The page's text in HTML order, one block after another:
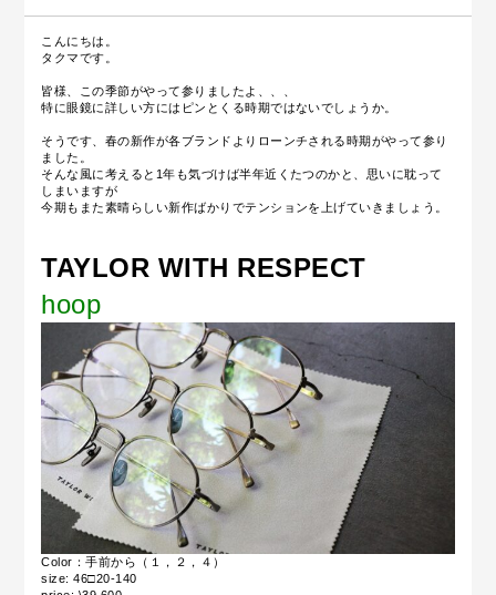
こんにちは。
タクマです。
皆様、この季節がやって参りましたよ、、、
特に眼鏡に詳しい方にはピンとくる時期ではないでしょうか。
そうです、春の新作が各ブランドよりローンチされる時期がやって参り
ました。
そんな風に考えると1年も気づけば半年近くたつのかと、思いに耽って
しまいますが
今期もまた素晴らしい新作ばかりでテンションを上げていきましょう。
TAYLOR WITH RESPECT
hoop
Color：手前から（１，２，４）
size: 46□20-140